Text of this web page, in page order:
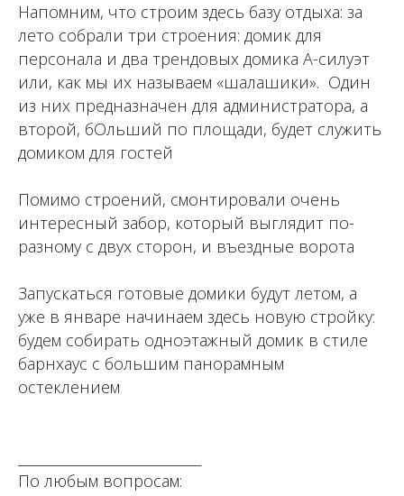
Напомним, что строим здесь базу отдыха: за
лето собрали три строения: домик для
персонала и два трендовых домика А-силуэт
или, как мы их называем «шалашики». Один
из них предназначен для администратора, а
второй, бОльший по площади, будет служить
домиком для гостей
Помимо строений, смонтировали очень
интересный забор, который выглядит по-
разному с двух сторон, и въездные ворота
Запускаться готовые домики будут летом, а
уже в январе начинаем здесь новую стройку:
будем собирать одноэтажный домик в стиле
барнхаус с большим панорамным
остеклением
По любым вопросам: ⁣⁣⠀⁣⁣⠀⁣⁣⠀⁣⁣⠀⁣⁣⠀